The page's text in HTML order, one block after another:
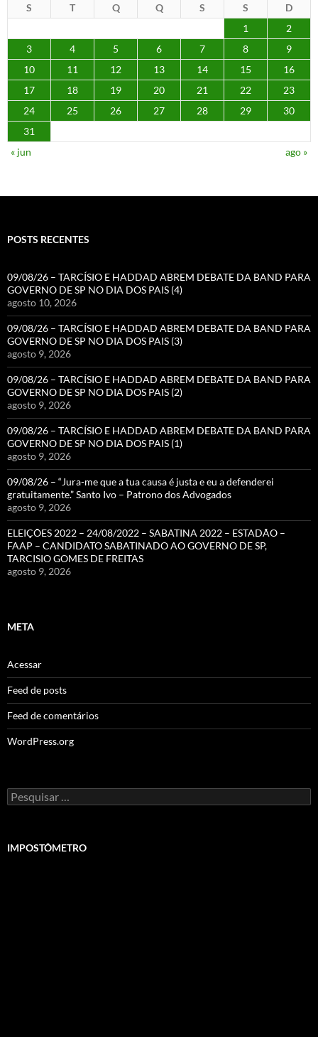
S T Q Q S S
D
1
2
3
4 5 6 7 8
9
10
11 12 13 14 15
16
17
18 19 20 21 22
23
24
25 26 27 28 29
30
31
« jun
ago »
POSTS RECENTES
09/08/26 – TARCÍSIO E HADDAD ABREM DEBATE DA BAND PARA
GOVERNO DE SP NO DIA DOS PAIS (4)
agosto 10, 2026
09/08/26 – TARCÍSIO E HADDAD ABREM DEBATE DA BAND PARA
GOVERNO DE SP NO DIA DOS PAIS (3)
agosto 9, 2026
09/08/26 – TARCÍSIO E HADDAD ABREM DEBATE DA BAND PARA
GOVERNO DE SP NO DIA DOS PAIS (2)
agosto 9, 2026
09/08/26 – TARCÍSIO E HADDAD ABREM DEBATE DA BAND PARA
GOVERNO DE SP NO DIA DOS PAIS (1)
agosto 9, 2026
09/08/26 – “Jura-me que a tua causa é justa e eu a defenderei
gratuitamente.” Santo Ivo – Patrono dos Advogados
agosto 9, 2026
ELEIÇÕES 2022 – 24/08/2022 – SABATINA 2022 – ESTADÃO –
FAAP – CANDIDATO SABATINADO AO GOVERNO DE SP,
TARCISIO GOMES DE FREITAS
agosto 9, 2026
META
Acessar
Feed de posts
Feed de comentários
WordPress.org
Pesquisar
por:
IMPOSTÔMETRO